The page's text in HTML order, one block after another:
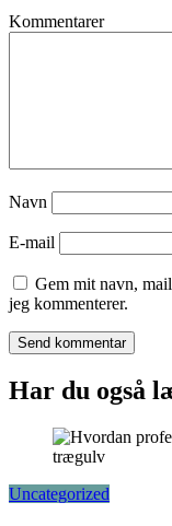
Kommentarer
Navn
E-mail
Gem mit navn,
jeg kommenterer.
Har du også
Uncategorized